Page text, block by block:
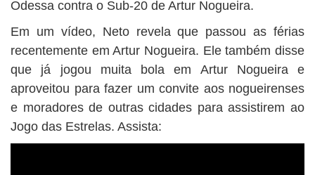
Odessa contra o Sub-20 de Artur Nogueira.
Em um vídeo, Neto revela que passou as férias
recentemente em Artur Nogueira. Ele também disse
que já jogou muita bola em Artur Nogueira e
aproveitou para fazer um convite aos nogueirenses
e moradores de outras cidades para assistirem ao
Jogo das Estrelas. Assista: